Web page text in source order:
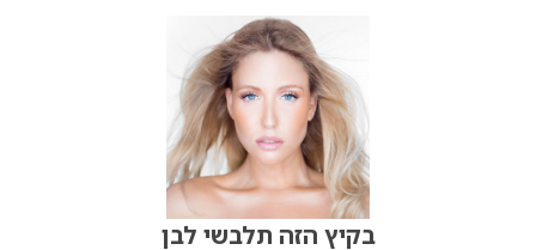
בקיץ הזה תלבשי לבן